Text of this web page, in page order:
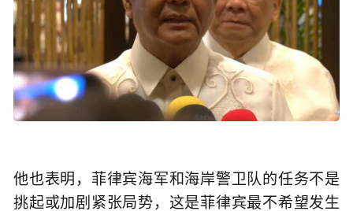
他也表明，菲律宾海军和海岸警卫队的任务不是
挑起或加剧紧张局势，这是菲律宾最不希望发生